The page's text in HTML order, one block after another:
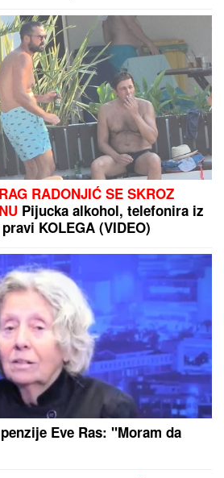
RADONJIĆ SE SKROZ
Pijucka alkohol, telefonira iz
KOLEGA (VIDEO)
Eve Ras: "Moram da